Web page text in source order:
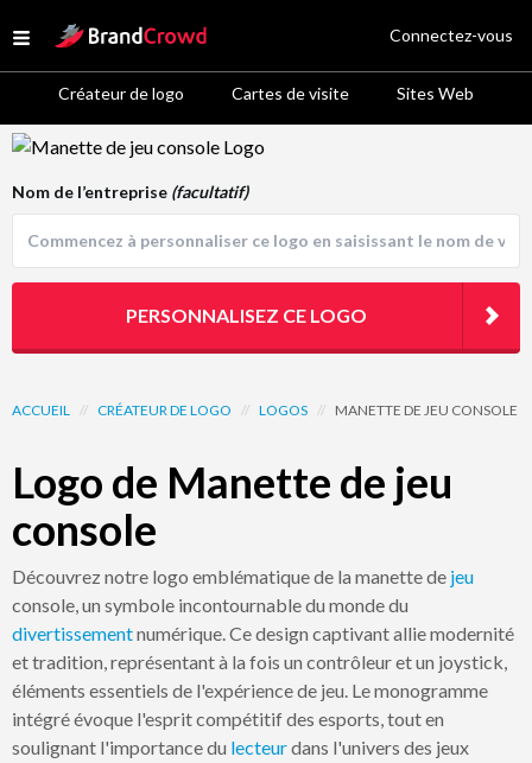
Open menu
Site Logo
Créateur de logo Cartes de visite Sites Web
Connectez-vous
Logo Template Preview
ACCUEIL // CRÉATEUR DE LOGO // LOGOS // MANETTE DE JEU CONSOLE
Logo de Manette de jeu
console
Découvrez notre logo emblématique de la manette de jeu
console, un symbole incontournable du monde du
divertissementnumérique. Ce design captivant allie modernité
et tradition, représentant à la fois un contrôleur et un joystick,
éléments essentiels de l'expérience de jeu. Le monogramme
intégré évoque l'esprit compétitif des esports, tout en
soulignant l'importance du lecteurdans l'univers des jeux
Nom de l’entreprise (facultatif)
PERSONNALISEZ CE LOGO